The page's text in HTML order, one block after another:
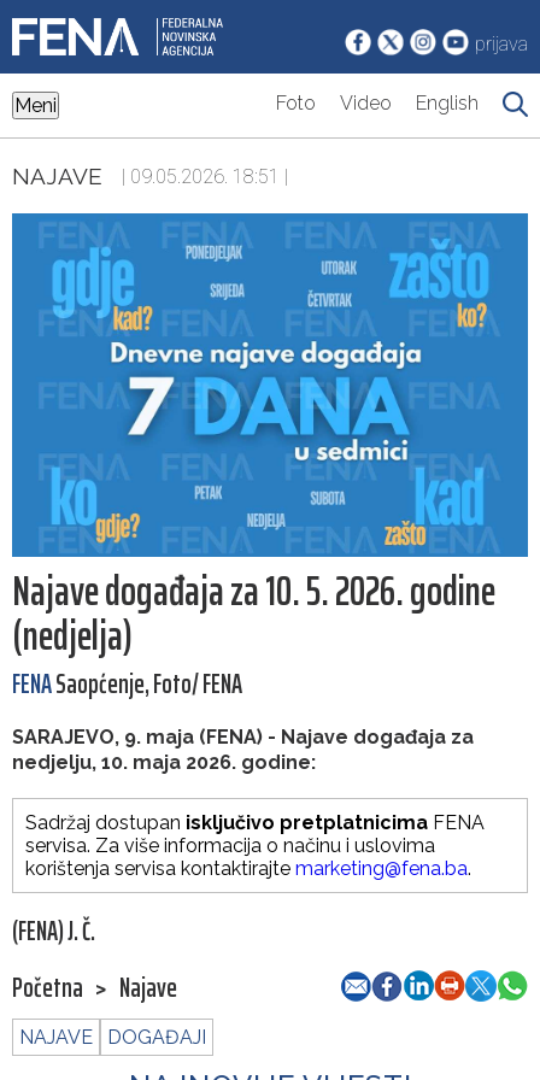
prijava
Meni Foto Video English
NAJAVE | 09.05.2026. 18:51 |
Najave događaja za 10. 5. 2026. godine
(nedjelja)
FENASaopćenje, Foto/ FENA
SARAJEVO, 9. maja (FENA) - Najave događaja za
nedjelju, 10. maja 2026. godine:
Sadržaj dostupan isključivo pretplatnicima FENA
servisa. Za više informacija o načinu i uslovima
korištenja servisa kontaktirajte marketing@fena.ba.
(FENA) J. Č.
Početna > Najave
NAJAVE DOGAĐAJI